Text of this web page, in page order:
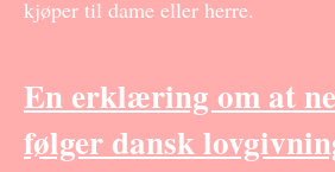
kjøper til dame eller herre.
En erklæring om at
følger dansk